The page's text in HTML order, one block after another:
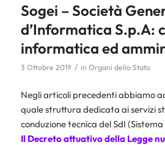
Sogei – Società
d’Informatica S.p.A:
informatica ed
3 Ottobre 2019 / in Organi dello Stato
Negli articoli precedenti abbiamo
quale struttura dedicata ai servizi
conduzione tecnica del SdI
Il Decreto attuativo della Legge